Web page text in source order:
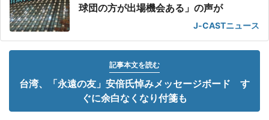
球団の方が出場機会ある」の声が
J-CASTニュース
記事本文を読む
台湾、「永遠の友」安倍氏悼みメッセージボード す
ぐに余白なくなり付箋も